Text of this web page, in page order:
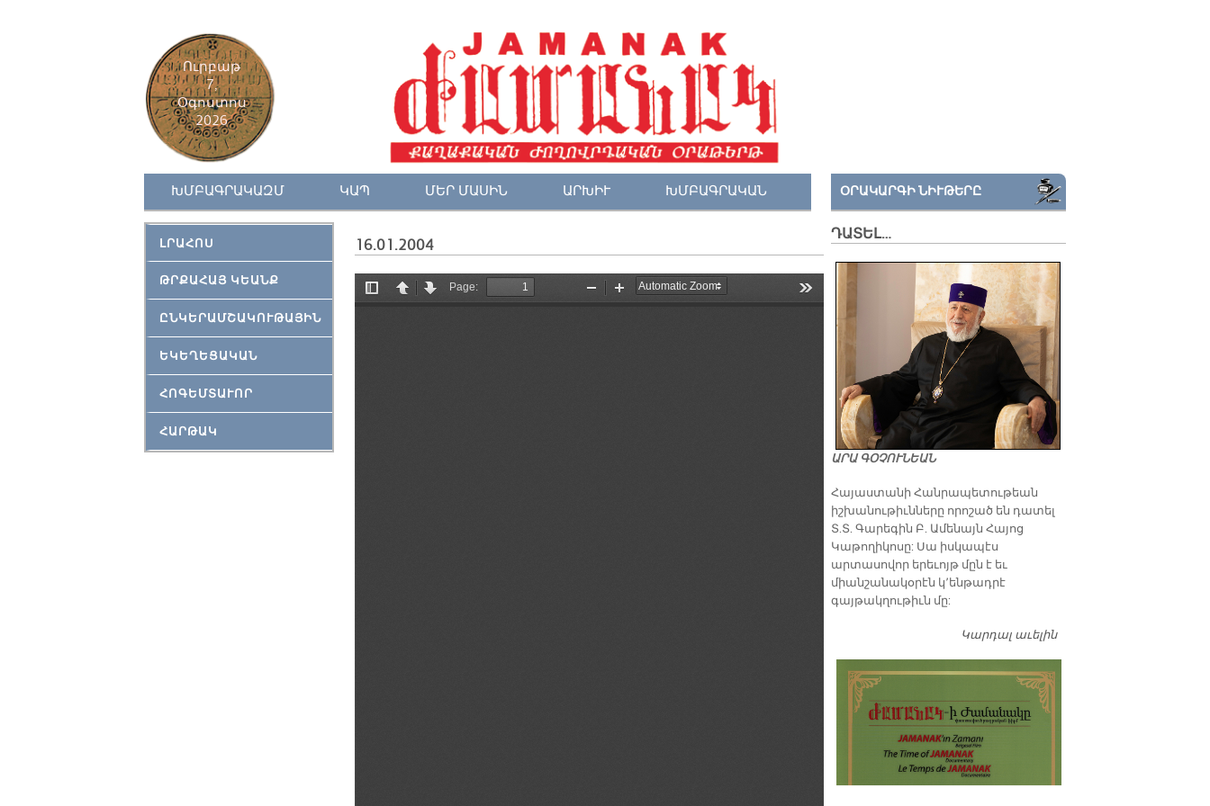
Ուրբաթ
7,
Օգոստոս
2026
ԽՄԲԱԳՐԱԿԱԶՄ ԿԱՊ ՄԵՐ ՄԱՍԻՆ ԱՐԽԻՒ ԽՄԲԱԳՐԱԿԱՆ
ԼՐԱՀՈՍ
ԹՐՔԱՀԱՅ ԿԵԱՆՔ
ԸՆԿԵՐԱՄՇԱԿՈՒԹԱՅԻՆ
ԵԿԵՂԵՑԱԿԱՆ
ՀՈԳԵՄՏԱՒՈՐ
ՀԱՐԹԱԿ
16.01.2004
ՕՐԱԿԱՐԳԻ ՆԻՒԹԵՐԸ
ԴԱՏԵԼ…
ԱՐԱ ԳՕՉՈՒՆԵԱՆ
​Հայաստանի Հանրապետութեան
իշխանութիւնները որոշած են դատել
Տ.Տ. Գարեգին Բ. Ամենայն Հայոց
Կաթողիկոսը: Սա իսկապէս
արտասովոր երեւոյթ մըն է եւ
միանշանակօրէն կ՚ենթադրէ
գայթակղութիւն մը:
Կարդալ աւելինԴատել…